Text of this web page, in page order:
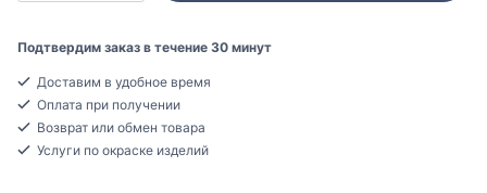
Decor
AUTOIRE
3D
Стеновая
Подтвердим заказ в течение 30 минут
Доставим в удобное время
Оплата при получении
Возврат или обмен товара
Услуги по окраске изделий